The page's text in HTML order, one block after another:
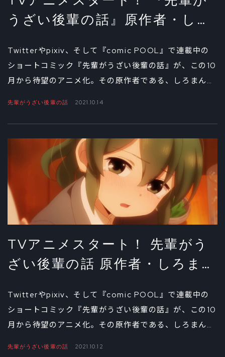
うざい後輩の話』原作者・しろ
Twitterやpixiv、そして『comic POOL』で連載中の
ショートコミック『先輩がうざい後輩の話』が、この10
月から待望のアニメ化。その原作者である、しろまんた
先輩がうざい後輩の話 2021.10.14
TVアニメスタート！ 先輩がう
ざい後輩の話 原作者・しろまん
Twitterやpixiv、そして『comic POOL』で連載中の
ショートコミック『先輩がうざい後輩の話』が、この10
月から待望のアニメ化。その原作者である、しろまんた
先輩がうざい後輩の話 2021.10.12